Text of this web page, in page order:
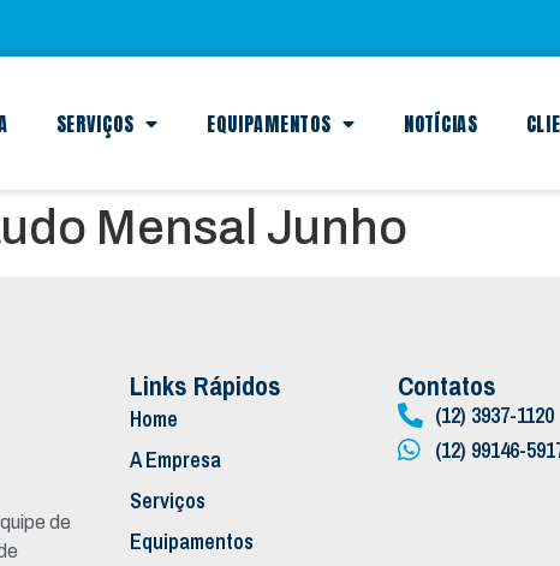
SERVIÇOS EQUIPAMENTOS NOTÍCIAS
Mensal Junho
de
Links Rápidos
Home
A Empresa
Serviços
Equipamentos
Contatos
(12) 3937-1120
(12) 99146-